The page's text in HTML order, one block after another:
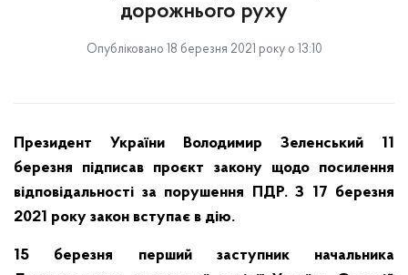
дорожнього руху
Опубліковано 18 березня 2021 року о 13:10
Президент України Володимир Зеленський 11
березня підписав проєкт закону щодо посилення
відповідальності за порушення ПДР. З 17 березня
2021 року закон вступає в дію.
15 березня перший заступник начальника